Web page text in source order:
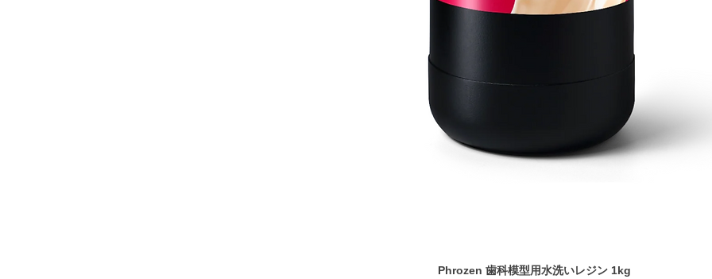
Vista rapida
Phrozen 歯科模型用水洗いレジン 1kg